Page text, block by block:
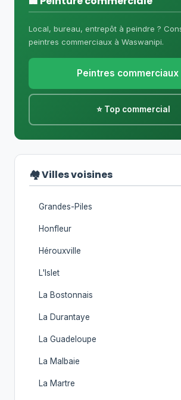
Local, bureau, entrepôt à peindre ?
peintres commerciaux à Waswanipi.
Peintres
⭐ Top commercial
🏘️ Villes voisines
Grandes-Piles
Honfleur
Hérouxville
L'Islet
La Bostonnais
La Durantaye
La Guadeloupe
La Malbaie
La Martre